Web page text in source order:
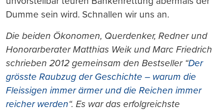
Dumme sein wird. Schnallen wir uns an.
Die beiden Ökonomen, Querdenker, Redner und
Honorarberater Matthias Weik und Marc Friedrich
schrieben 2012 gemeinsam den Bestseller “Der
grösste Raubzug der Geschichte – warum die
Fleissigen immer ärmer und die Reichen immer
reicher werden“. Es war das erfolgreichste